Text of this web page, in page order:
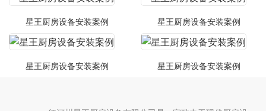
星王厨房设备安装案例 星王厨房设备安装案例
星王厨房设备安装案例 星王厨房设备安装案例